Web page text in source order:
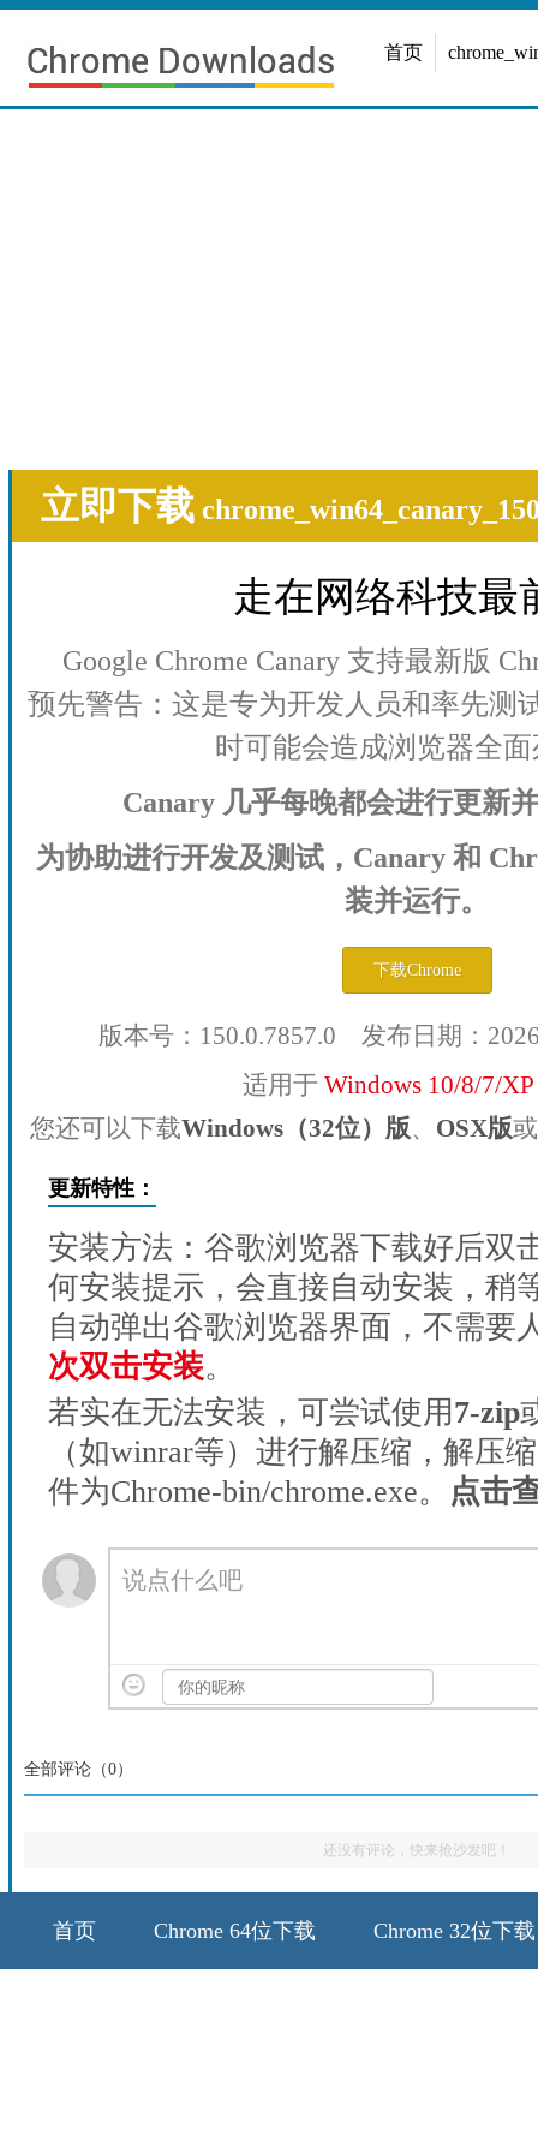
首页
立即下载
走在网络科技最
Google Chrome Canary 支持最新版
预先警告：这是专为开发人员和率先测
时可能会造成浏览器全
Canary 几乎每晚都会进行更新
为协助进行开发及测试，Canary 和
装并运行。
下载Chrome
版本号：150.0.7857.0 发布日期：
适用于 Windows 10/8/7/
您还可以下载Windows（32位）版、 OSX版或
更新特性：
安装方法：谷歌浏览器下载好后双
何安装提示，会直接自动安装，稍
自动弹出谷歌浏览器界面，不需要
次双击安装。
若实在无法安装，可尝试使用7-zip
（如winrar等）进行解压缩，解压
件为Chrome-bin/chrome.exe。
点击
说点什么吧
全部评论（0）
还没有评论，快来抢沙发吧！
首页 Chrome 64位下载 Chrome 32位下载